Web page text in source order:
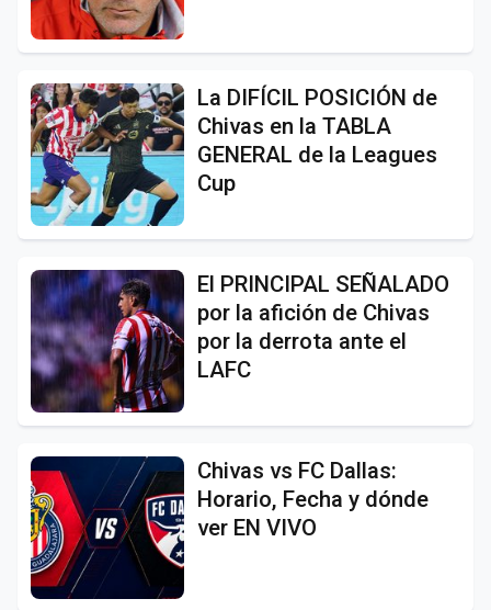
La DIFÍCIL POSICIÓN de
Chivas en la TABLA
GENERAL de la Leagues
Cup
El PRINCIPAL SEÑALADO
por la afición de Chivas
por la derrota ante el
LAFC
Chivas vs FC Dallas:
Horario, Fecha y dónde
ver EN VIVO